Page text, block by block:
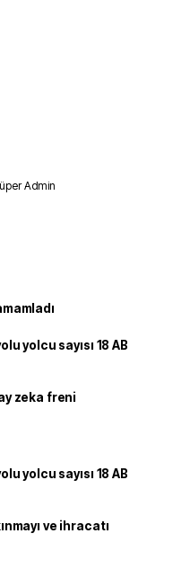
Admin
yolcu sayısı 18 AB
zeka freni
yolcu sayısı 18 AB
ve ihracatı